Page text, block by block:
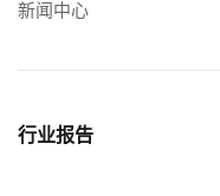
新闻中心
行业报告